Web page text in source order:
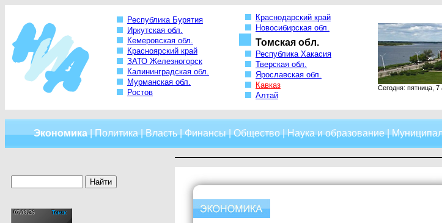
Республика Бурятия
Иркутская обл.
Кемеровская обл.
Красноярский край
ЗАТО Железногорск
Калининградская обл.
Мурманская обл.
Ростов
Краснодарский край
Новосибирская обл.
Томская обл.
Республика Хакасия
Тверская обл.
Ярославская обл.
Кавказ
Алтай
Сегодня: пятница, 7
Экономика|Политика|Власть|Финансы|Общество|Наука и образование|